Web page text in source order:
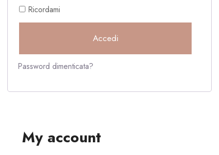
Ricordami
Accedi
Password dimenticata?
My account